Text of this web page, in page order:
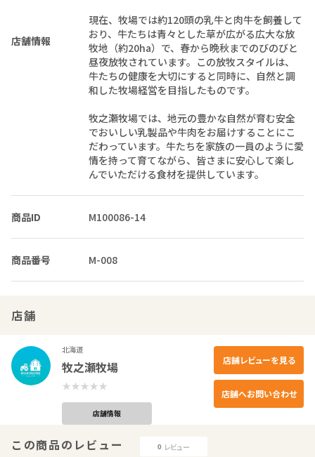
店舗情報
現在、牧場では約120頭の乳牛と肉牛を飼養して
おり、牛たちは青々とした草が広がる広大な放
牧地（約20ha）で、春から晩秋までのびのびと
昼夜放牧されています。この放牧スタイルは、
牛たちの健康を大切にすると同時に、自然と調
和した牧場経営を目指したものです。
牧之瀬牧場では、地元の豊かな自然が育む安全
でおいしい乳製品や牛肉をお届けすることにこ
だわっています。牛たちを家族の一員のように愛
情を持って育てながら、皆さまに安心して楽し
んでいただける食材を提供しています。
商品ID M100086-14
商品番号 M-008
店舗
北海道
牧之瀬牧場
店舗情報
店舗レビューを見る
店舗へお問い合わせ
この商品のレビュー 0 レビュー